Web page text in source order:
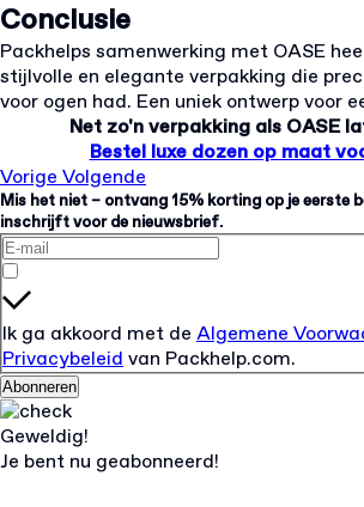
Conclusie
Packhelps samenwerking met OASE
stijlvolle en elegante verpakking die
voor ogen had. Een uniek ontwerp voor
Net zo'n verpakking als OASE
Bestel luxe dozen op maat
Vorige Volgende
Mis het niet – ontvang 15% korting op je eerste
inschrijft voor de nieuwsbrief.
Ik ga akkoord met de Algemene
Privacybeleid van Packhelp.com.
Abonneren
Geweldig!
Je bent nu geabonneerd!